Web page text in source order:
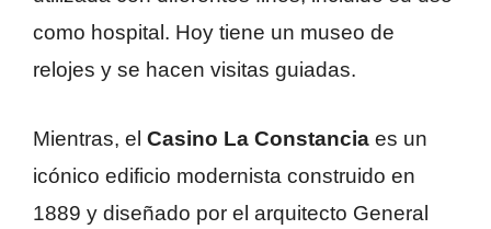
como hospital. Hoy tiene un museo de
relojes y se hacen visitas guiadas.
Mientras, el Casino La Constancia es un
icónico edificio modernista construido en
1889 y diseñado por el arquitecto General